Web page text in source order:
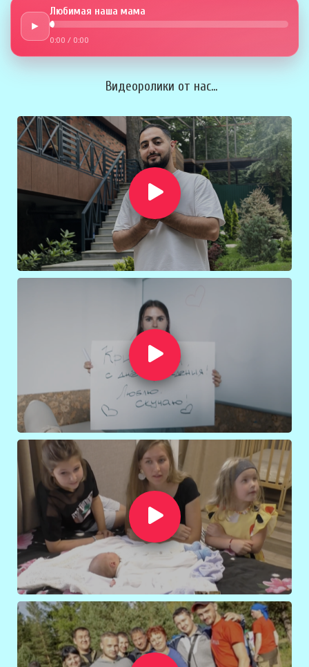
►
Любимая наша мама
0:00 / 0:00
Видеоролики от нас...